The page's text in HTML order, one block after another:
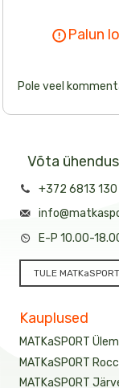
Palun
Pole veel
Võta
+372 6813 130
E-P 10.00-
TULE
Kauplused
MATKaSPORT
MATKaSPORT
MATKaSPORT